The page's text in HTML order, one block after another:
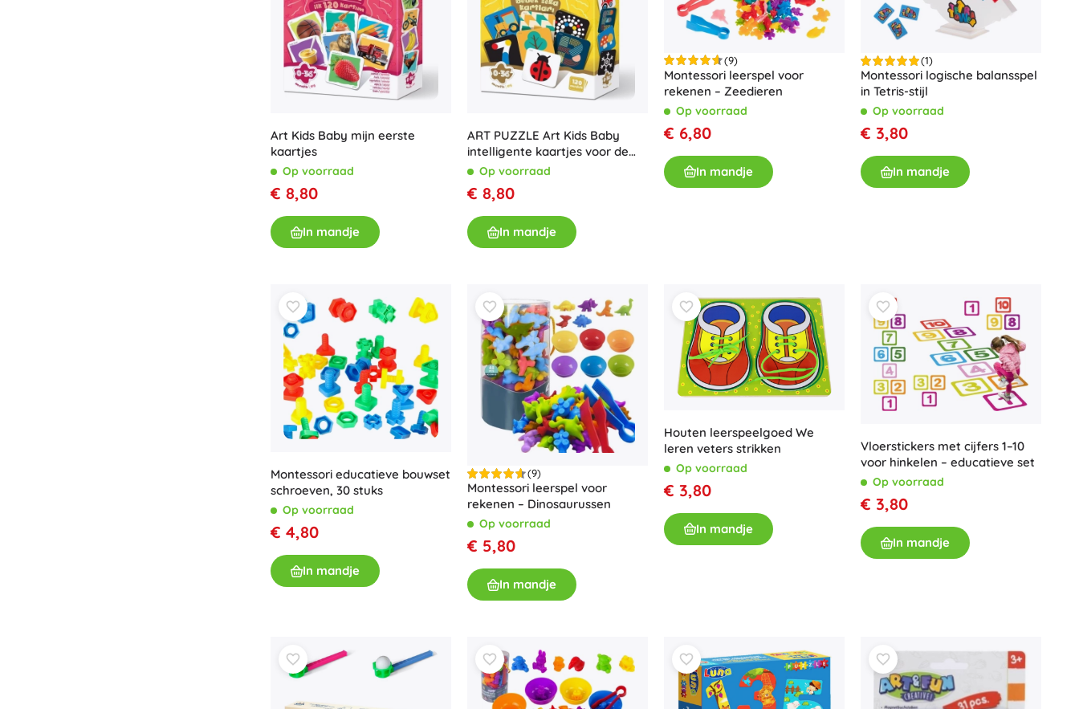
Winkelinrichting
Art Kids Baby mijn eerste
kaartjes
Op voorraad
€ 8,80
In mandje
ART PUZZLE Art Kids Baby
intelligente kaartjes voor de
ontwikkeling van baby’s
Op voorraad
€ 8,80
In mandje
(9)
Montessori leerspel voor
rekenen – Zeedieren
Op voorraad
€ 6,80
In mandje
(1)
Montessori logische balansspel
in Tetris-stijl
Op voorraad
€ 3,80
In mandje
Montessori educatieve bouwset
schroeven, 30 stuks
Op voorraad
€ 4,80
In mandje
(9)
Montessori leerspel voor
rekenen – Dinosaurussen
Op voorraad
€ 5,80
In mandje
Houten leerspeelgoed We
leren veters strikken
Op voorraad
€ 3,80
In mandje
Vloerstickers met cijfers 1–10
voor hinkelen – educatieve set
Op voorraad
€ 3,80
In mandje